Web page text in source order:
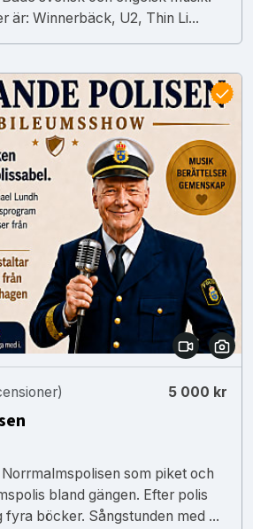
är: Winnerbäck, U2, Thin Li...
5 000 kr
som piket och
bland gängen. Efter polis
fyra böcker. Sångstunden med ...